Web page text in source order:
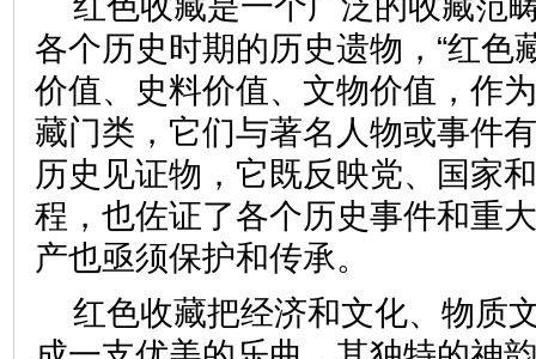
各个历史时期的历史遗物，“红色
价值、史料价值、文物价值，作
藏门类，它们与著名人物或事件
历史见证物，它既反映党、国家
程，也佐证了各个历史事件和重
产也亟须保护和传承。
红色收藏把经济和文化、物质